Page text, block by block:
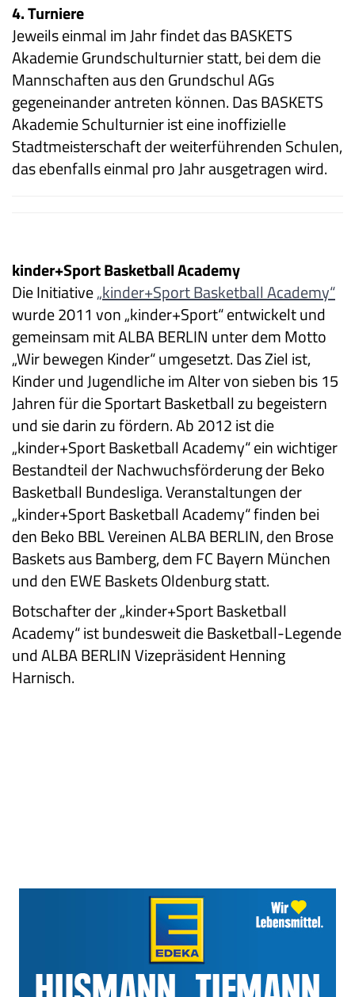
4. Turniere
Jeweils einmal im Jahr findet das BASKETS
Akademie Grundschulturnier statt, bei dem die
Mannschaften aus den Grundschul AGs
gegeneinander antreten können. Das BASKETS
Akademie Schulturnier ist eine inoffizielle
Stadtmeisterschaft der weiterführenden Schulen,
das ebenfalls einmal pro Jahr ausgetragen wird.
kinder+Sport Basketball Academy
Die Initiative„kinder+Sport Basketball Academy“
wurde 2011 von „kinder+Sport“ entwickelt und
gemeinsam mit ALBA BERLIN unter dem Motto
„Wir bewegen Kinder“ umgesetzt. Das Ziel ist,
Kinder und Jugendliche im Alter von sieben bis 15
Jahren für die Sportart Basketball zu begeistern
und sie darin zu fördern. Ab 2012 ist die
„kinder+Sport Basketball Academy“ ein wichtiger
Bestandteil der Nachwuchsförderung der Beko
Basketball Bundesliga. Veranstaltungen der
„kinder+Sport Basketball Academy“ finden bei
den Beko BBL Vereinen ALBA BERLIN, den Brose
Baskets aus Bamberg, dem FC Bayern München
und den EWE Baskets Oldenburg statt.
Botschafter der „kinder+Sport Basketball
Academy“ ist bundesweit die Basketball-Legende
und ALBA BERLIN Vizepräsident Henning
Harnisch.